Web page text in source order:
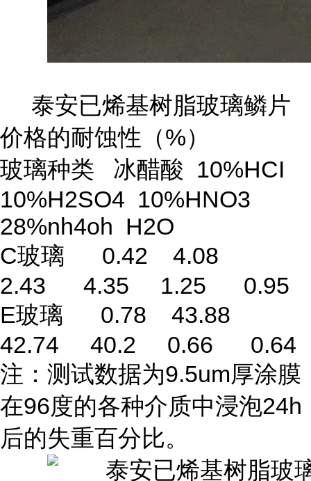
泰安已烯基树脂玻璃鳞片
价格的耐蚀性（%）
玻璃种类 冰醋酸 10%HCI
10%H2SO4 10%HNO3
28%nh4oh H2O
C玻璃 0.42 4.08
2.43 4.35 1.25 0.95
E玻璃 0.78 43.88
42.74 40.2 0.66 0.64
注：测试数据为9.5um厚涂膜
在96度的各种介质中浸泡24h
后的失重百分比。